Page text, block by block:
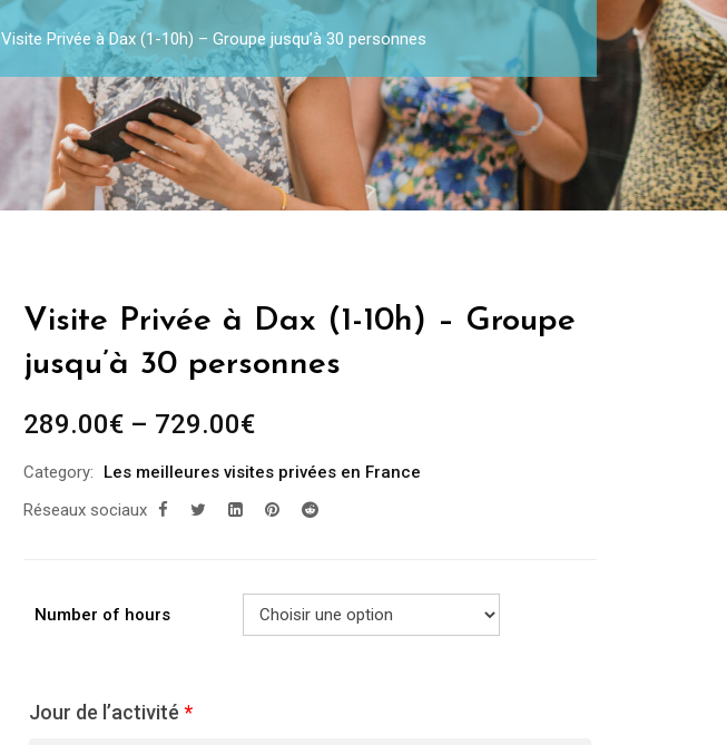
Visite Privée à Dax (1-10h) – Groupe jusqu’à 30 personnes
Visite Privée à Dax (1-10h) – Groupe
jusqu’à 30 personnes
289.00€ – 729.00€
Category:
Les meilleures visites privées en France
Réseaux sociaux
Number of hours
Jour de l’activité *